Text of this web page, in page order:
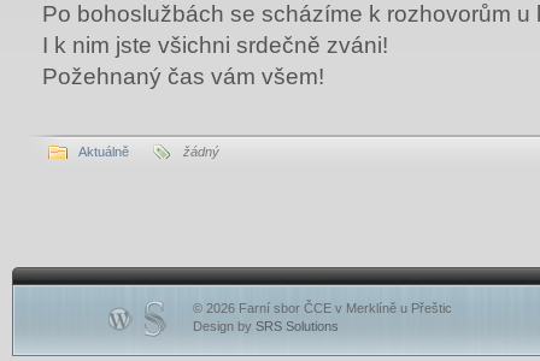
Po bohoslužbách se scházíme k rozhovorům u
I k nim jste všichni srdečně zváni!
Požehnaný čas vám všem!
Aktuálně žádný
© 2026 Farní sbor ČCE v Merklíně u Přeštic
Design by SRS Solutions